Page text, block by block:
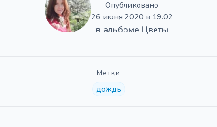
Опубликовано
26 июня 2020 в 19:02
в альбоме Цветы
Метки
дождь